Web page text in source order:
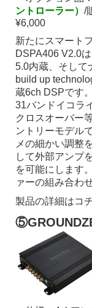
ントローラー） /
¥6,000
新たにスマート
DSPA406 V2.0
5.0内蔵、そして
build up
蔵6ch DSPです。
31バンドイコラ
クロスオーバー
ントリーモデル
メの細かい調整
して外部アンプ
を可能にします
ァーの組み合わ
製品の詳細はコ